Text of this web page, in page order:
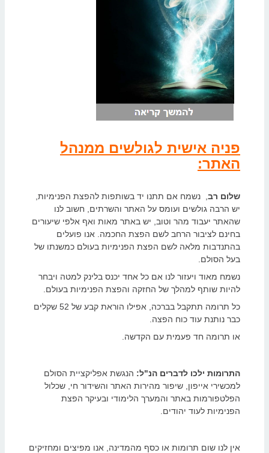
פניה אישית לגולשים ממנהל
האתר:
שלום רב , נשמח אם תתנו יד בשותפות להפצת הפנימיות,
יש הרבה גולשים ועומס על האתר והשרתים, חשוב לנו
שהאתר יעבוד מהר וטוב, יש באתר מאות ואף אלפי שיעורים
בחינם לציבור הרחב לשם הפצת החכמה. אנו פועלים
בהתנדבות מלאה לשם הפצת הפנימיות בעולם כמשנתו של
בעל הסולם.
נשמח מאוד ויעזור לנו אם כל אחד יכנס בלינק למטה ויבחר
להיות שותף למהלך של החזקה והפצת הפנימיות בעולם.
כל תרומה תתקבל בברכה, אפילו הוראת קבע של 52 שקלים
כבר נותנת עוד כוח הפצה.
או תרומה חד פעמית עם הקדשה.
התרומות ילכו לדברים הנ"ל: הנגשת אפליקציית הסולם
למכשירי אייפון, שיפור מהירות האתר והשידור חי, שכלול
הפלטפורמות באתר והמערך הלימודי ובעיקר הפצת
הפנימיות לעוד יהודים.
אין לנו שום תרומות או כסף מהמדינה, אנו מפיצים ומחזיקים